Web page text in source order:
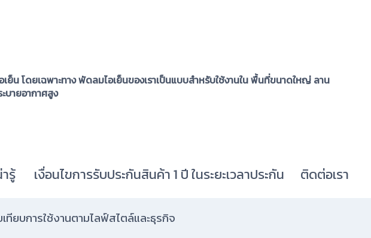
น โดยเฉพาะทาง พัดลมไอเย็นของเราเป็นแบบสำหรับใช้งานใน พื้นที่ขนาดใหญ่ ลาน
บายอากาศสูง
รู้ เงื่อนไขการรับประกันสินค้า 1 ปี ในระยะเวลาประกัน ติดต่อเรา
ทียบการใช้งานตามไลฟ์สไตล์และธุรกิจ